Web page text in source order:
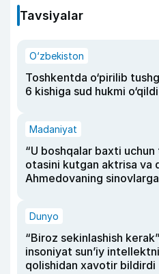
Tavsiyalar
O‘zbekiston
Toshkentda o‘pirilib
6 kishiga sud hukmi o‘qildi
Madaniyat
“U boshqalar baxti uchun
otasini kutgan aktrisa va
Ahmedovaning
Dunyo
“Biroz sekinlashish
insoniyat sun’iy
qolishidan xavotir bildirdi